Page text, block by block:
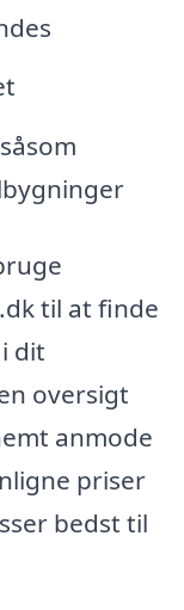
til at finde
dit
oversigt
anmode
priser
bedst til